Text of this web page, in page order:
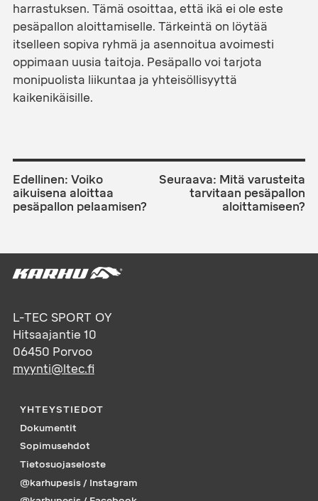
harrastuksen. Tämä osoittaa, että ikä ei ole este
pesäpallon aloittamiselle. Tärkeintä on löytää
itselleen sopiva ryhmä ja asennoitua avoimesti
oppimaan uusia taitoja. Pesäpallo voi tarjota
monipuolista liikuntaa ja yhteisöllisyyttä
kaikenikäisille.
ARTIKKELIEN
SELAUS
Edellinen: Voiko
aikuisena aloittaa
pesäpallon pelaamisen?
Seuraava: Mitä varusteita
tarvitaan pesäpallon
aloittamiseen?
L-TEC SPORT OY
Hitsaajantie 10
06450 Porvoo
myynti@ltec.fi
YHTEYSTIEDOT
Dokumentit
Sopimusehdot
Tietosuojaseloste
@karhupesis / Instagram